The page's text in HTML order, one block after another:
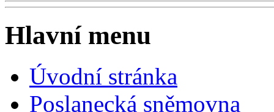
Hlavní menu
Úvodní stránka
Poslanecká sněmovna